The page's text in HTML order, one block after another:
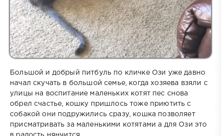
Большой и добрый питбуль по кличке Ози уже давно
начал скучать в большой семье, когда хозяева взяли с
улицы на воспитание маленьких котят пес снова
обрел счастье, кошку пришлось тоже приютить с
собакой они подружились сразу, кошка позволяет
присматривать за маленькими котятами а для Ози это